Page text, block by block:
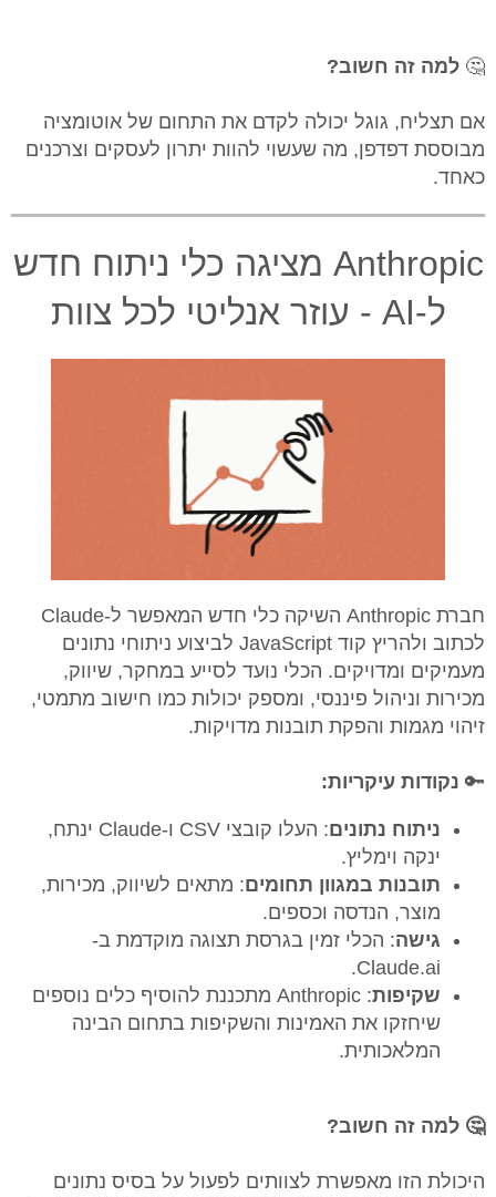
🤔 למה זה חשוב?
אם תצליח, גוגל יכולה לקדם את התחום של אוטומציה
מבוססת דפדפן, מה שעשוי להוות יתרון לעסקים וצרכנים
כאחד.
Anthropic מציגה כלי ניתוח חדש
ל-AI - עוזר אנליטי לכל צוות
חברת Anthropic השיקה כלי חדש המאפשר ל-Claude
לכתוב ולהריץ קוד JavaScript לביצוע ניתוחי נתונים
מעמיקים ומדויקים. הכלי נועד לסייע במחקר, שיווק,
מכירות וניהול פיננסי, ומספק יכולות כמו חישוב מתמטי,
זיהוי מגמות והפקת תובנות מדויקות.
🔑 נקודות עיקריות:
ניתוח נתונים
: העלו קובצי CSV ו-Claude ינתח,
ינקה וימליץ.
תובנות במגוון תחומים: מתאים לשיווק, מכירות,
מוצר, הנדסה וכספים.
גישה: הכלי זמין בגרסת תצוגה מוקדמת ב-
Claude.ai.
שקיפות
: Anthropic מתכננת להוסיף כלים נוספים
שיחזקו את האמינות והשקיפות בתחום הבינה
המלאכותית.
🤔 למה זה חשוב?
היכולת הזו מאפשרת לצוותים לפעול על בסיס נתונים